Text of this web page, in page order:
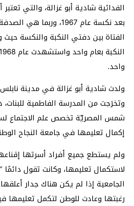
الفدائية شادية أبو غزالة، والتي
بعد نكسة عام 1967،
واحد.
ولدت شادية أبو غزالة في مدينة نابلس
وتخرَجت من المدرسة الفاطمية
شمس المصريّة تخصص علم الاجتماع
إكمال تعليمها في جامعة النجاح
ولم يستطع جميع أفراد أسرتها
لاستكمال تعليمها، وكانت تقول
الجامعية إذا لم يكن هناك جدار
رغبتها وعادت للوطن لتكمل تعليمها